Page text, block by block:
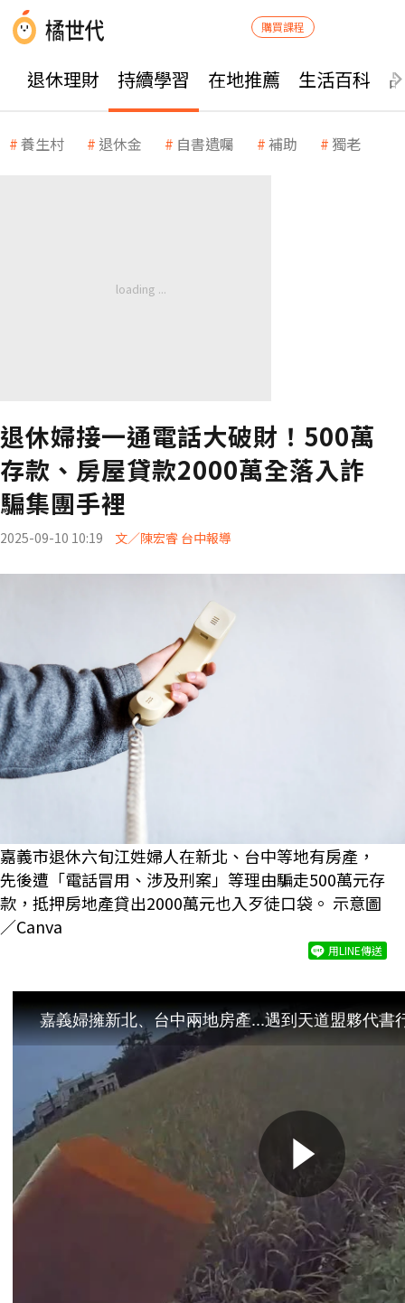
購買課程
退休理財 持續學習 在地推薦 生活百科
養生村 退休金 自書遺囑 補助 獨老
退休婦接一通電話大破財！500萬
存款、房屋貸款2000萬全落入詐
騙集團手裡
2025-09-10 10:19 文／陳宏睿 台中報導
嘉義市退休六旬江姓婦人在新北、台中等地有房產，
先後遭「電話冒用、涉及刑案」等理由騙走500萬元存
款，抵押房地產貸出2000萬元也入歹徒口袋。 示意圖
／Canva
用LINE傳送